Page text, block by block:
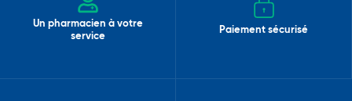
Un pharmacien à votre
service
Paiement sécurisé